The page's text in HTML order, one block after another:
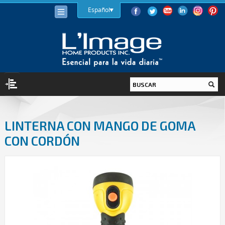
Español
BOMBILLAS
LED
BAJO CONSUMO (LFC)
LINTERNA CON MANGO DE GOMA
CON CORDÓN